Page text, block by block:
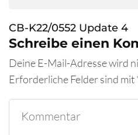
CB-K22/0552 Update 4
Schreibe einen
Deine E-Mail-Adresse wird
Erforderliche Felder sind mit